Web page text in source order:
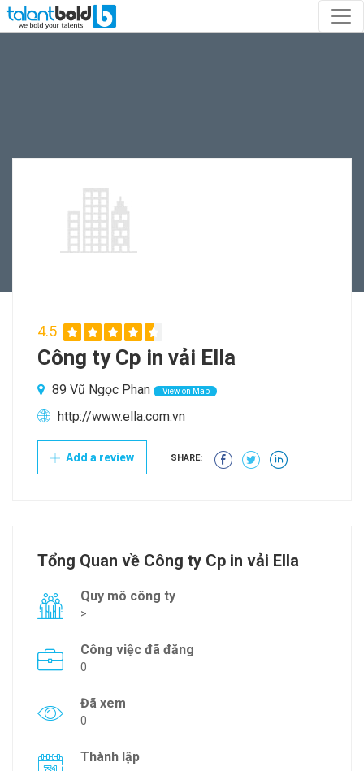
4.5
Công ty Cp in vải Ella
89 Vũ Ngọc Phan View on Map
http://www.ella.com.vn
Add a review SHARE:
Tổng Quan về Công ty Cp in vải Ella
Quy mô công ty
>
Công việc đã đăng
0
Đã xem
0
Thành lập